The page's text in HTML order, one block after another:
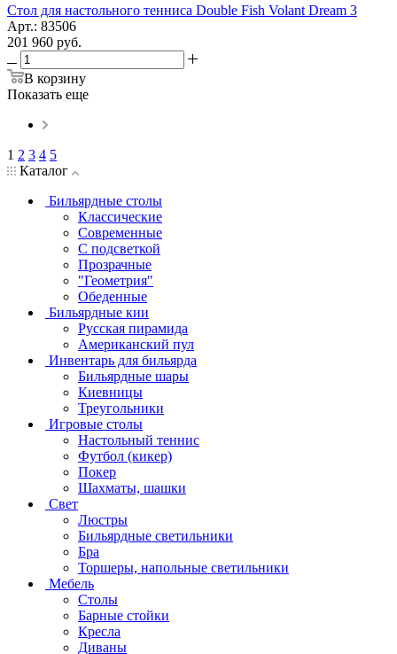
Стол для настольного тенниса Double Fish Volant Dream 3
Арт.: 83506
201 960 руб.
В корзину
Показать еще
1 2 3 4 5
Каталог
Бильярдные столы
Классические
Современные
С подсветкой
Прозрачные
"Геометрия"
Обеденные
Бильярдные кии
Русская пирамида
Американский пул
Инвентарь для бильярда
Бильярдные шары
Киевницы
Треугольники
Игровые столы
Настольный теннис
Футбол (кикер)
Покер
Шахматы, шашки
Свет
Люстры
Бильярдные светильники
Бра
Торшеры, напольные светильники
Мебель
Столы
Барные стойки
Кресла
Диваны